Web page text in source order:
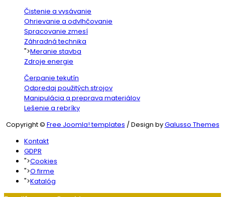
Čistenie a vysávanie
Ohrievanie a odvlhčovanie
Spracovanie zmesí
Záhradná technika
">Meranie stavba
Zdroje energie
Čerpanie tekutín
Odpredaj použitých strojov
Manipulácia a preprava materiálov
Lešenie a rebríky
Copyright © Free Joomla! templates / Design byGalusso Themes
Kontakt
GDPR
">Cookies
">O firme
">Katalóg